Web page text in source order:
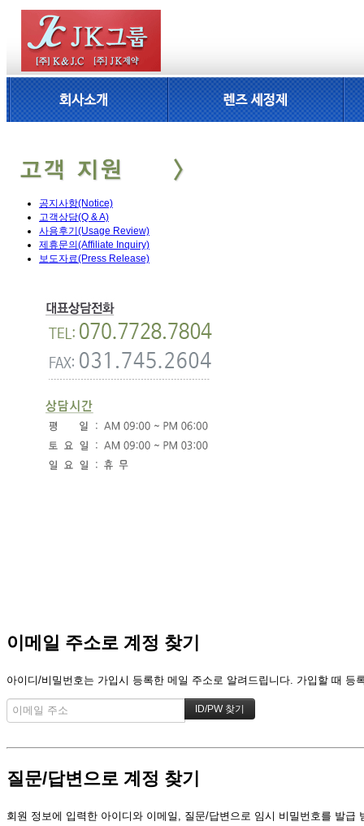
공지사항(Notice)
고객상담(Q & A)
사용후기(Usage Review)
제휴문의(Affiliate Inquiry)
보도자료(Press Release)
이메일 주소로 계정 찾기
아이디/비밀번호는 가입시 등록한 메일 주소로 알려드립니다. 가입할 때
질문/답변으로 계정 찾기
회원 정보에 입력한 아이디와 이메일, 질문/답변으로 임시 비밀번호를 발급